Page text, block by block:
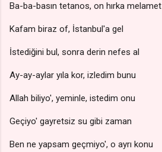
Ba-ba-basın tetanos, on hırka melamet
Kafam biraz of, İstanbul'a gel
İstediğini bul, sonra derin nefes al
Ay-ay-aylar yıla kor, izledim bunu
Allah biliyo', yeminle, istedim onu
Geçiyo' gayretsiz su gibi zaman
Ben ne yapsam geçmiyo', o ayrı konu